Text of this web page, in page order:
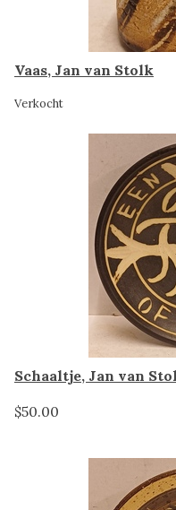
Vaas, Jan van Stolk
Verkocht
Schaaltje, Jan van
$50.00